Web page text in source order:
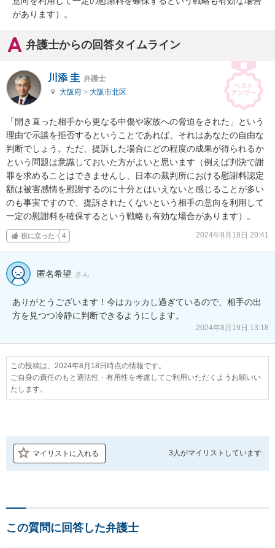
があります）。
弁護士からの回答タイムライン
川添 圭 弁護士
大阪府 > 大阪市北区
「開き直った相手から更なる中傷や家族への脅迫をされた」という
理由で示談を拒否するということであれば、それはあなたの自由な
判断でしょう。ただ、提訴した場合にどの程度の成果が得られるか
という問題は意識しておいた方がよいと思います（例えば判決で謝
罪を求めることはできませんし、日本の裁判所における慰謝料認定
額は被害感情を慰謝するのに十分とはいえないと感じることが多い
のも事実ですので、提訴されたくないという相手の意向を利用して
一定の慰謝料を確保するという戦略も有効な場合があります）。
役に立った 4 2024年8月18日 20:41
匿名希望 さん
ありがとうございます！今はカッカし過ぎているので、相手の出
方を見つつ冷静に判断できるようにします。
2024年8月19日 13:18
この投稿は、2024年8月18日時点の情報です。
ご自身の責任のもと適法性・有用性を考慮してご利用いただくようお願いい
たします。
マイリストに入れる 3人がマイリストしています
この質問に回答した弁護士